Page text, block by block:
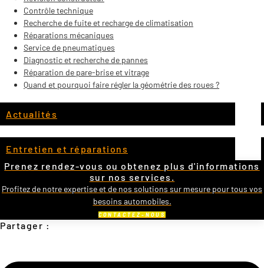
Contrôle technique
Recherche de fuite et recharge de climatisation
Réparations mécaniques
Service de pneumatiques
Diagnostic et recherche de pannes
Réparation de pare-brise et vitrage
Quand et pourquoi faire régler la géométrie des roues ?
Actualités
Entretien et réparations
Prenez rendez-vous ou obtenez plus d'informations
sur nos services.
Profitez de notre expertise et de nos solutions sur mesure pour tous vos
besoins automobiles.
CONTACTEZ-NOUS
Partager :